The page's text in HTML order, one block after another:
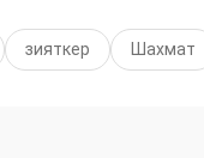
зияткер Шахмат